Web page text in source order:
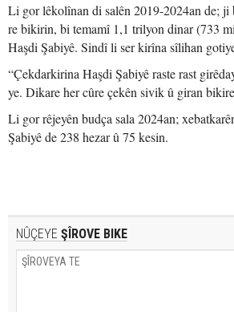
Li gor lêkolînan di salên 2019-2024an de; ji
re bikirin, bi temamî 1,1 trilyon dinar (733
Haşdi Şabiyê. Sindî li ser kirîna sîlihan
“Çekdarkirina Haşdi Şabiyê raste rast
ye. Dikare her cûre çekên sivik û giran
Li gor rêjeyên budça sala 2024an;
Şabiyê de 238 hezar û 75 kesin.
NÛÇEYE ŞÎROVE BIKE